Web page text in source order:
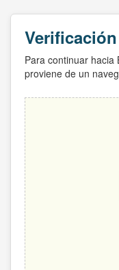
Para continuar hacia
proviene de un